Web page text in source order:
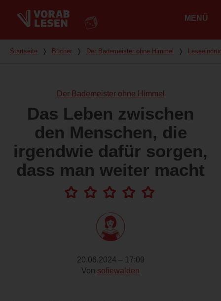
MENÜ
Du bist hier
Startseite ❭ Bücher ❭ Der Bademeister ohne Himmel ❭
Der Bademeister ohne Himmel
Das Leben zwischen
den Menschen, die
irgendwie dafür sorgen,
dass man weiter macht
20.06.2024 – 17:09
Von sofiewalden